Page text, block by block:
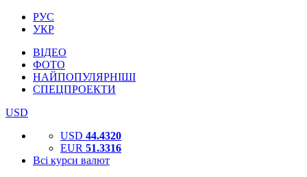
РУС
УКР
ВІДЕО
ФОТО
НАЙПОПУЛЯРНІШІ
СПЕЦПРОЕКТИ
USD
USD 44.4320
EUR 51.3316
Всі курси валют